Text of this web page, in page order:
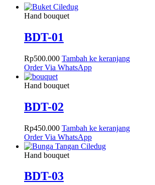
Hand bouquet
BDT-01
Rp500.000 Tambah ke keranjang
Order Via WhatsApp
Hand bouquet
BDT-02
Rp450.000 Tambah ke keranjang
Order Via WhatsApp
Hand bouquet
BDT-03